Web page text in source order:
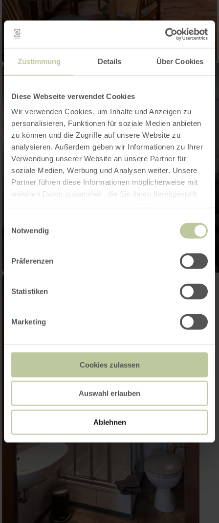
Zustimmung Details Über Cookies
Diese Webseite verwendet Cookies
Wir verwenden Cookies, um Inhalte und Anzeigen zu
personalisieren, Funktionen für soziale Medien anbieten
zu können und die Zugriffe auf unsere Website zu
analysieren. Außerdem geben wir Informationen zu Ihrer
Verwendung unserer Website an unsere Partner für
soziale Medien, Werbung und Analysen weiter. Unsere
Partner führen diese Informationen möglicherweise mit
weiteren Daten zusammen, die Sie ihnen bereitgestellt
Notwendig
Präferenzen
Statistiken
Marketing
Cookies zulassen
Auswahl erlauben
Ablehnen